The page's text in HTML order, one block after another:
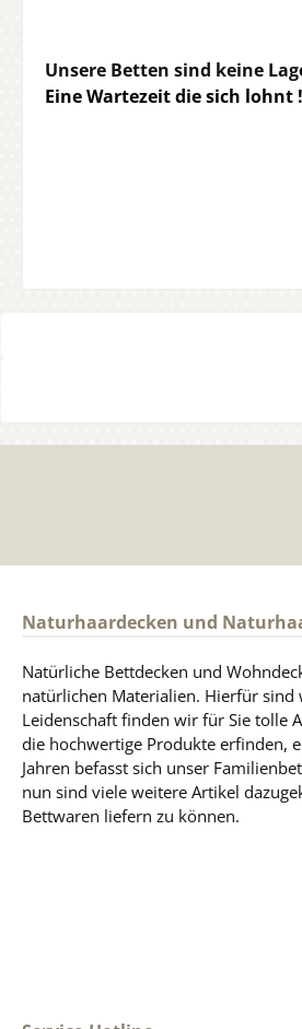
Unsere Betten sind keine
Eine Wartezeit die sich
Naturhaardecken und
Natürliche Bettdecken und
natürlichen Materialien. Hierfür
Leidenschaft finden wir für Sie tolle
die hochwertige Produkte erfinden,
Jahren befasst sich unser
nun sind viele weitere Artikel
Bettwaren liefern zu können.